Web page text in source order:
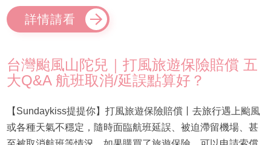
詳情請看
台灣颱風山陀兒｜打風旅遊保險賠償 五
大Q&A 航班取消/延誤點算好？
【Sundaykiss提提你】打風旅遊保險賠償丨去旅行遇上颱風
或各種天氣不穩定，隨時面臨航班延誤、被迫滯留機場、甚